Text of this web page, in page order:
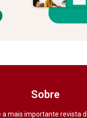
Sobre
a mais importante revista